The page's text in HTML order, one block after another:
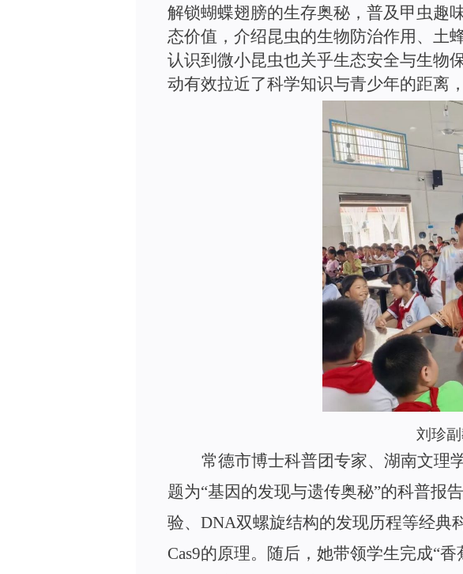
解锁蝴蝶翅膀的生存奥秘，普及甲虫趣
态价值，介绍昆虫的生物防治作用、土
认识到微小昆虫也关乎生态安全与生物
动有效拉近了科学知识与青少年的距离
刘珍
常德市博士科普团专家、 湖南文理
题为“基因的发现与遗传奥秘”的科普报告
验、 DNA双螺旋结构的发现历程等经典
Cas9的原理。随后，她带领学生完成“香